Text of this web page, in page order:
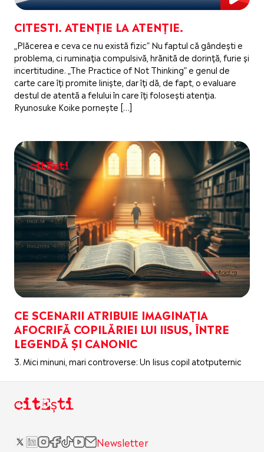
CITESTI. ATENȚIE LA ATENȚIE.
„Plăcerea e ceva ce nu există fizic” Nu faptul că gândești e
problema, ci ruminația compulsivă, hrănită de dorință, furie și
incertitudine. „The Practice of Not Thinking” e genul de
carte care îți promite liniște, dar îți dă, de fapt, o evaluare
destul de atentă a felului în care îți folosești atenția.
Ryunosuke Koike pornește […]
CE SCENARII ATRIBUIE IMAGINAȚIA
AFOCRIFĂ COPILĂRIEI LUI IISUS, ÎNTRE
LEGENDĂ ȘI CANONIC
3. Mici minuni, mari controverse: Un Iisus copil atotputernic
citEști
Newsletter